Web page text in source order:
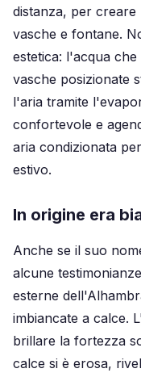
distanza, per creare
vasche e fontane.
estetica: l'acqua
vasche posizionate
l'aria tramite
confortevole e
aria condizionata
estivo.
In origine era
Anche se il suo
alcune
esterne
imbiancate a calce.
brillare la fortezza
calce si è erosa,